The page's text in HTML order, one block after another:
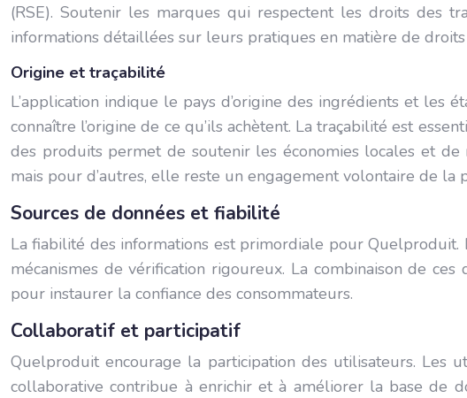
(RSE). Soutenir les marques qui respectent les droits des
informations détaillées sur leurs pratiques en matière de droits
Origine et traçabilité
L’application indique le pays d’origine des ingrédients et
connaître l’origine de ce qu’ils achètent. La traçabilité est
des produits permet de soutenir les économies locales et
mais pour d’autres, elle reste un engagement volontaire de la
Sources de données et fiabilité
La fiabilité des informations est primordiale pour Quelproduit.
mécanismes de vérification rigoureux. La combinaison de
pour instaurer la confiance des consommateurs.
Collaboratif et participatif
Quelproduit encourage la participation des utilisateurs. Les
collaborative contribue à enrichir et à améliorer la base de